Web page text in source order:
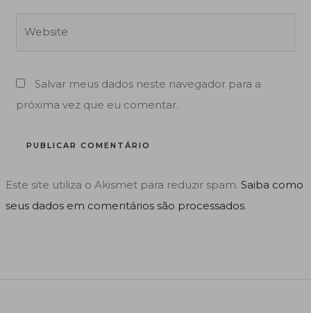
Salvar meus dados neste navegador para a
próxima vez que eu comentar.
Este site utiliza o Akismet para reduzir spam.Saiba como
seus dados em comentários são processados.